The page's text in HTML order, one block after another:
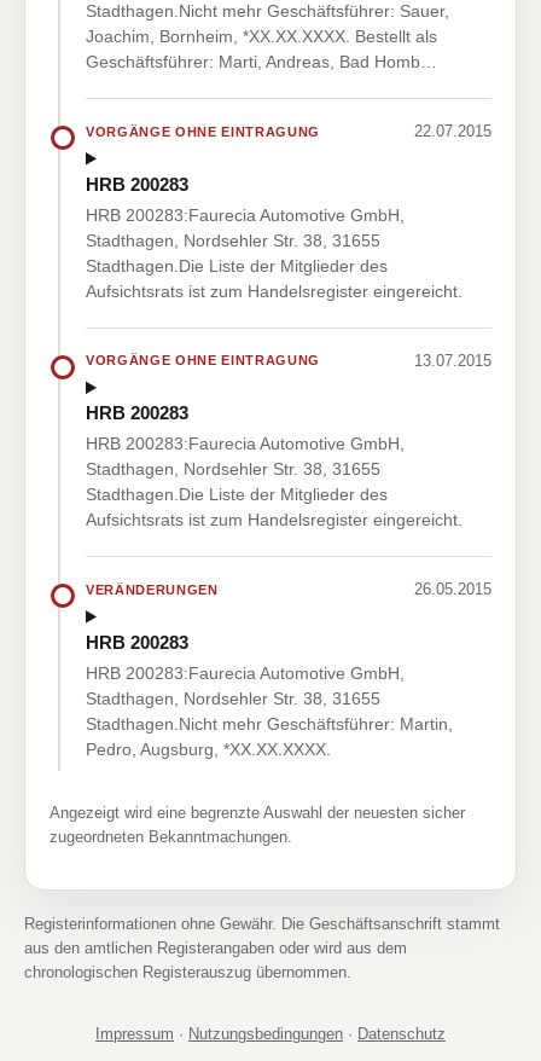
Stadthagen.Nicht mehr Geschäftsführer: Sauer,
Joachim, Bornheim, *XX.XX.XXXX. Bestellt als
Geschäftsführer: Marti, Andreas, Bad Homb…
VORGÄNGE OHNE EINTRAGUNG 22.07.2015
HRB 200283
HRB 200283:Faurecia Automotive GmbH,
Stadthagen, Nordsehler Str. 38, 31655
Stadthagen.Die Liste der Mitglieder des
Aufsichtsrats ist zum Handelsregister eingereicht.
VORGÄNGE OHNE EINTRAGUNG 13.07.2015
HRB 200283
HRB 200283:Faurecia Automotive GmbH,
Stadthagen, Nordsehler Str. 38, 31655
Stadthagen.Die Liste der Mitglieder des
Aufsichtsrats ist zum Handelsregister eingereicht.
VERÄNDERUNGEN 26.05.2015
HRB 200283
HRB 200283:Faurecia Automotive GmbH,
Stadthagen, Nordsehler Str. 38, 31655
Stadthagen.Nicht mehr Geschäftsführer: Martin,
Pedro, Augsburg, *XX.XX.XXXX.
Angezeigt wird eine begrenzte Auswahl der neuesten sicher
zugeordneten Bekanntmachungen.
Registerinformationen ohne Gewähr. Die Geschäftsanschrift stammt
aus den amtlichen Registerangaben oder wird aus dem
chronologischen Registerauszug übernommen.
Impressum · Nutzungsbedingungen · Datenschutz